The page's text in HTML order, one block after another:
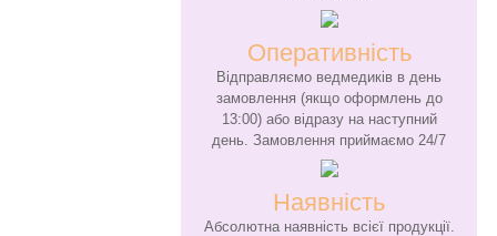
Оперативність
Відправляємо ведмедиків в день
замовлення (якщо оформлень до
13:00) або відразу на наступний
день. Замовлення приймаємо 24/7
Наявність
Абсолютна наявність всієї продукції.